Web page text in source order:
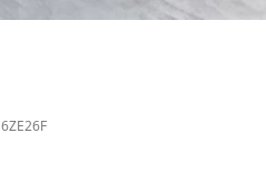
6ZE26F